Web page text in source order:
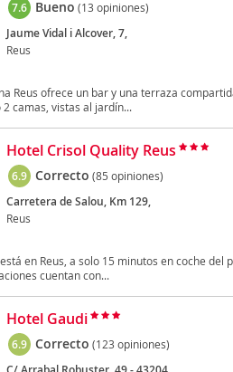
7.6 Bueno (13 opiniones)
Jaume Vidal i Alcover, 7,
Reus
Reus ofrece un bar y una terraza
camas, vistas al jardín...
Hotel Crisol Quality Reus
6.9 Correcto (85 opiniones)
Carretera de Salou, Km 129,
Reus
en Reus, a solo 15 minutos en coche del
cuentan con...
Hotel Gaudi
6.9 Correcto (123 opiniones)